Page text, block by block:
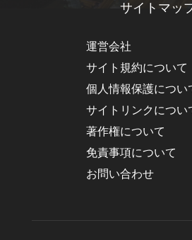
サイトマッ
運営会社
サイト規約について
個人情報保護につい
サイトリンクについ
著作権について
免責事項について
お問い合わせ